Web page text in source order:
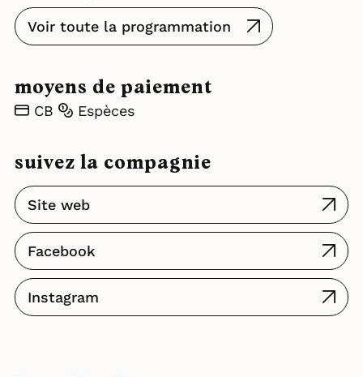
Voir toute la programmation
moyens de paiement
CB Espèces
suivez la compagnie
Site web
Facebook
Instagram